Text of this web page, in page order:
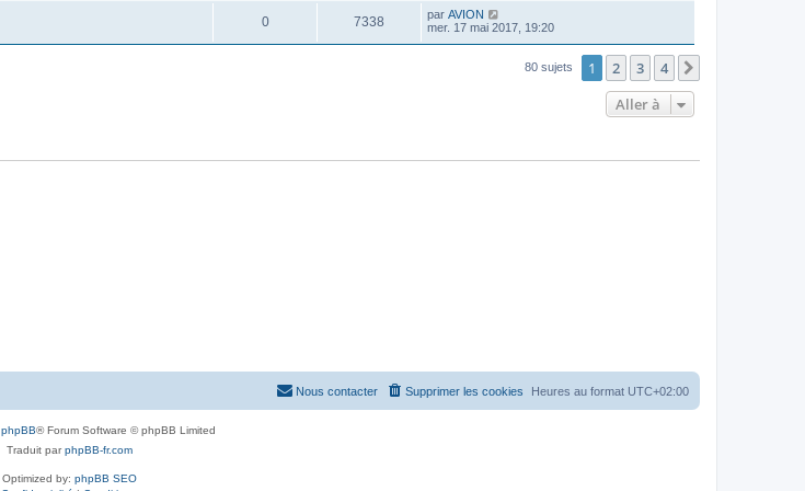
0 7338 par AVION
mer. 17 mai 2017, 19:20
80 sujets 1 2 3 4
Aller à
Heures au format UTC+02:00
Supprimer les cookies
Nous contacter
phpBB® Forum Software © phpBB Limited
Traduit parphpBB-fr.com
Optimized by: phpBB SEO